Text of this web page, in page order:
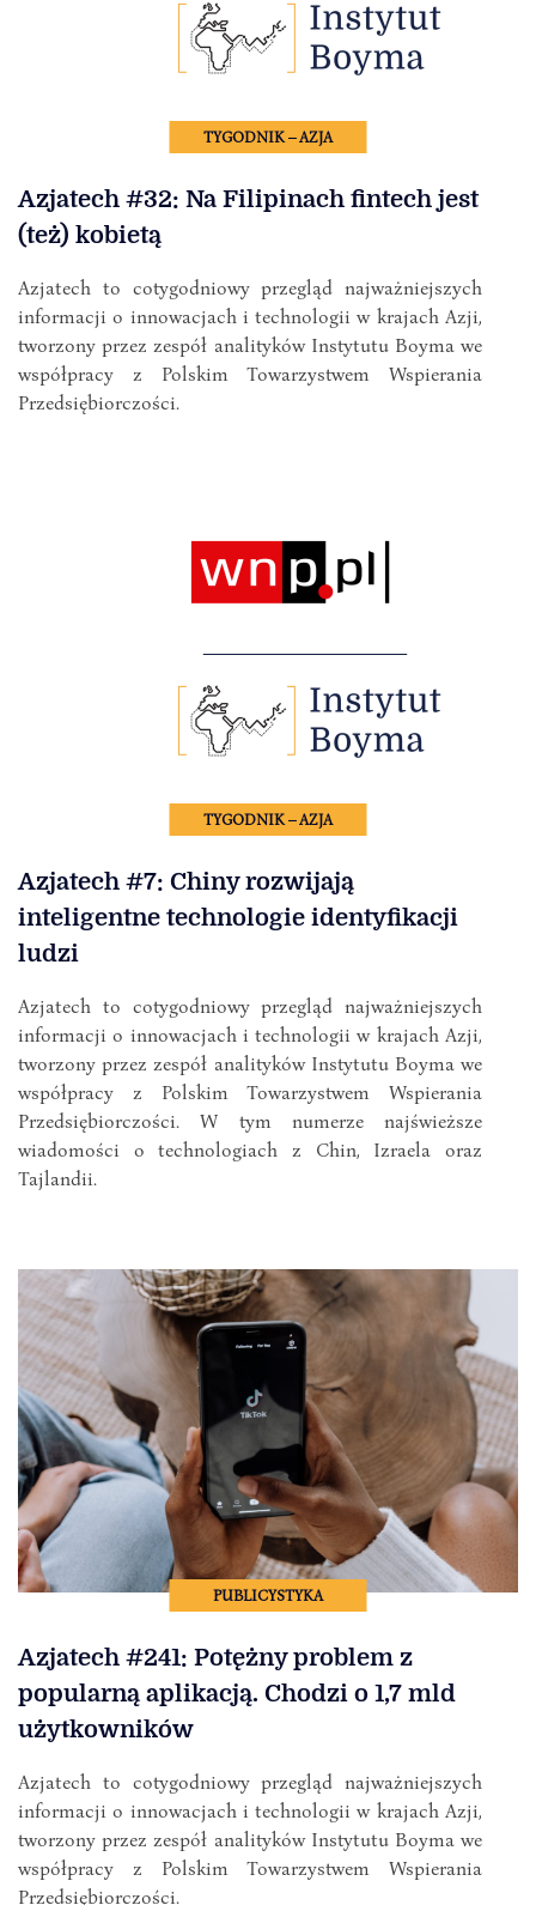
TYGODNIK – AZJA
Azjatech #32: Na Filipinach fintech jest
(też) kobietą
Azjatech to cotygodniowy przegląd najważniejszych
informacji o innowacjach i technologii w krajach Azji,
tworzony przez zespół analityków Instytutu Boyma we
współpracy z Polskim Towarzystwem Wspierania
Przedsiębiorczości.
TYGODNIK – AZJA
Azjatech #7: Chiny rozwijają
inteligentne technologie identyfikacji
ludzi
Azjatech to cotygodniowy przegląd najważniejszych
informacji o innowacjach i technologii w krajach Azji,
tworzony przez zespół analityków Instytutu Boyma we
współpracy z Polskim Towarzystwem Wspierania
Przedsiębiorczości. W tym numerze najświeższe
wiadomości o technologiach z Chin, Izraela oraz
Tajlandii.
PUBLICYSTYKA
Azjatech #241: Potężny problem z
popularną aplikacją. Chodzi o 1,7 mld
użytkowników
Azjatech to cotygodniowy przegląd najważniejszych
informacji o innowacjach i technologii w krajach Azji,
tworzony przez zespół analityków Instytutu Boyma we
współpracy z Polskim Towarzystwem Wspierania
Przedsiębiorczości.